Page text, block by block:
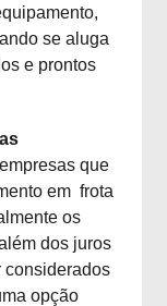
se aluga
e prontos
que
em frota
os
dos juros
considerados
opção